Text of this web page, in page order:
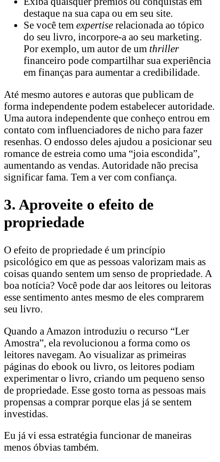
destaque na sua capa ou em seu site.
Se você tem expertise relacionada ao tópico
do seu livro, incorpore-a ao seu marketing.
Por exemplo, um autor de um thriller
financeiro pode compartilhar sua experiência
em finanças para aumentar a credibilidade.
Até mesmo autores e autoras que publicam de
forma independente podem estabelecer autoridade.
Uma autora independente que conheço entrou em
contato com influenciadores de nicho para fazer
resenhas. O endosso deles ajudou a posicionar seu
romance de estreia como uma “joia escondida”,
aumentando as vendas. Autoridade não precisa
significar fama. Tem a ver com confiança.
3. Aproveite o efeito de
propriedade
O efeito de propriedade é um princípio
psicológico em que as pessoas valorizam mais as
coisas quando sentem um senso de propriedade. A
boa notícia? Você pode dar aos leitores ou leitoras
esse sentimento antes mesmo de eles comprarem
seu livro.
Quando a Amazon introduziu o recurso “Ler
Amostra”, ela revolucionou a forma como os
leitores navegam. Ao visualizar as primeiras
páginas do ebook ou livro, os leitores podiam
experimentar o livro, criando um pequeno senso
de propriedade. Esse gosto torna as pessoas mais
propensas a comprar porque elas já se sentem
investidas.
Eu já vi essa estratégia funcionar de maneiras
menos óbvias também.